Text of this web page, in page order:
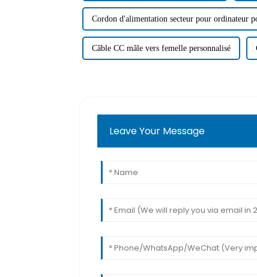
Cordon d'alimentation secteur pour ordinateur
Câble CC mâle vers femelle personnalisé
Leave Your Message